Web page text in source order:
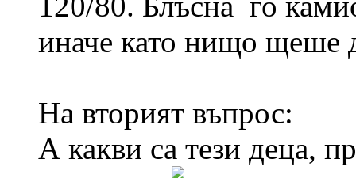
иначе като нищо щеше
На вторият въпрос:
А какви са тези деца,